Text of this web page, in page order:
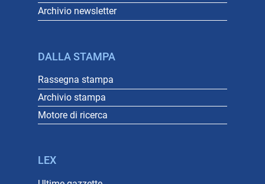
Archivio newsletter
DALLA STAMPA
Rassegna stampa
Archivio stampa
Motore di ricerca
LEX